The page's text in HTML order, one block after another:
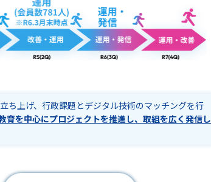
ち上げ、行政課題とデジタル技術のマッチングを行
育を中心にプロジェクトを推進し、取組を広く発信し